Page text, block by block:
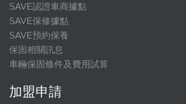
SAVE認證車商據點
SAVE保修據點
SAVE預約保養
保固相關訊息
車輛保固條件及費用試算
加盟申請